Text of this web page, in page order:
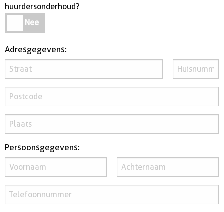
huurdersonderhoud?
u
een
service-
voor
huurdersonderhoud
Nee
Adresgegevens:
Persoonsgegevens: